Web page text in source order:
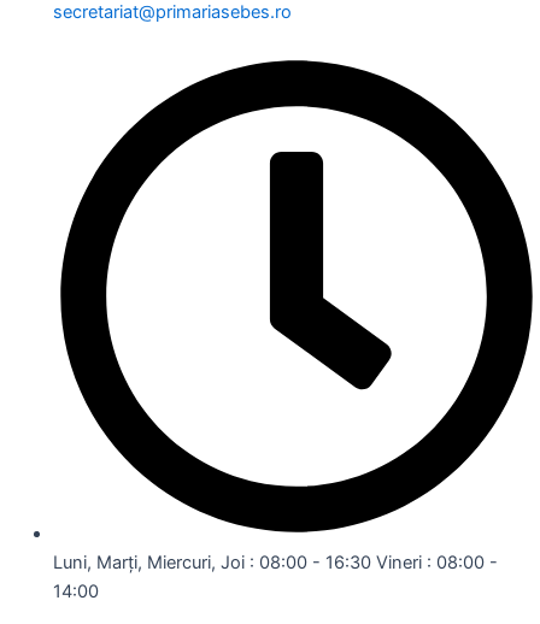
secretariat@primariasebes.ro
Luni, Marți, Miercuri, Joi : 08:00 - 16:30 Vineri : 08:00 -
14:00